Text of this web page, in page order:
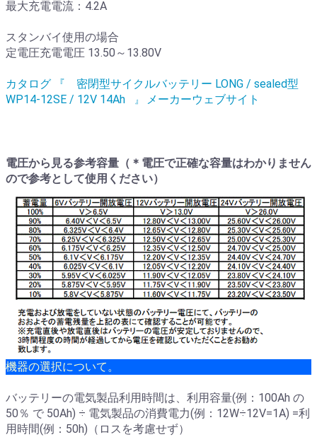
最大充電電流：4.2A
スタンバイ使用の場合
定電圧充電電圧 13.50～13.80V
カタログ 『 密閉型サイクルバッテリー LONG / sealed型
WP14-12SE / 12V 14Ah 』 メーカーウェブサイト
電圧から見る参考容量（＊電圧で正確な容量はわかりません
ので参考として使用ください）
機器の選択について。
バッテリーの電気製品利用時間は、利用容量(例：100Ah の
50％ で 50Ah) ÷ 電気製品の消費電力(例：12W÷12V=1A) =利
用時間(例：50h)（ロスを考慮せず）